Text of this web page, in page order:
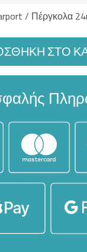
/ Πέργκολα
ΣΤΟ